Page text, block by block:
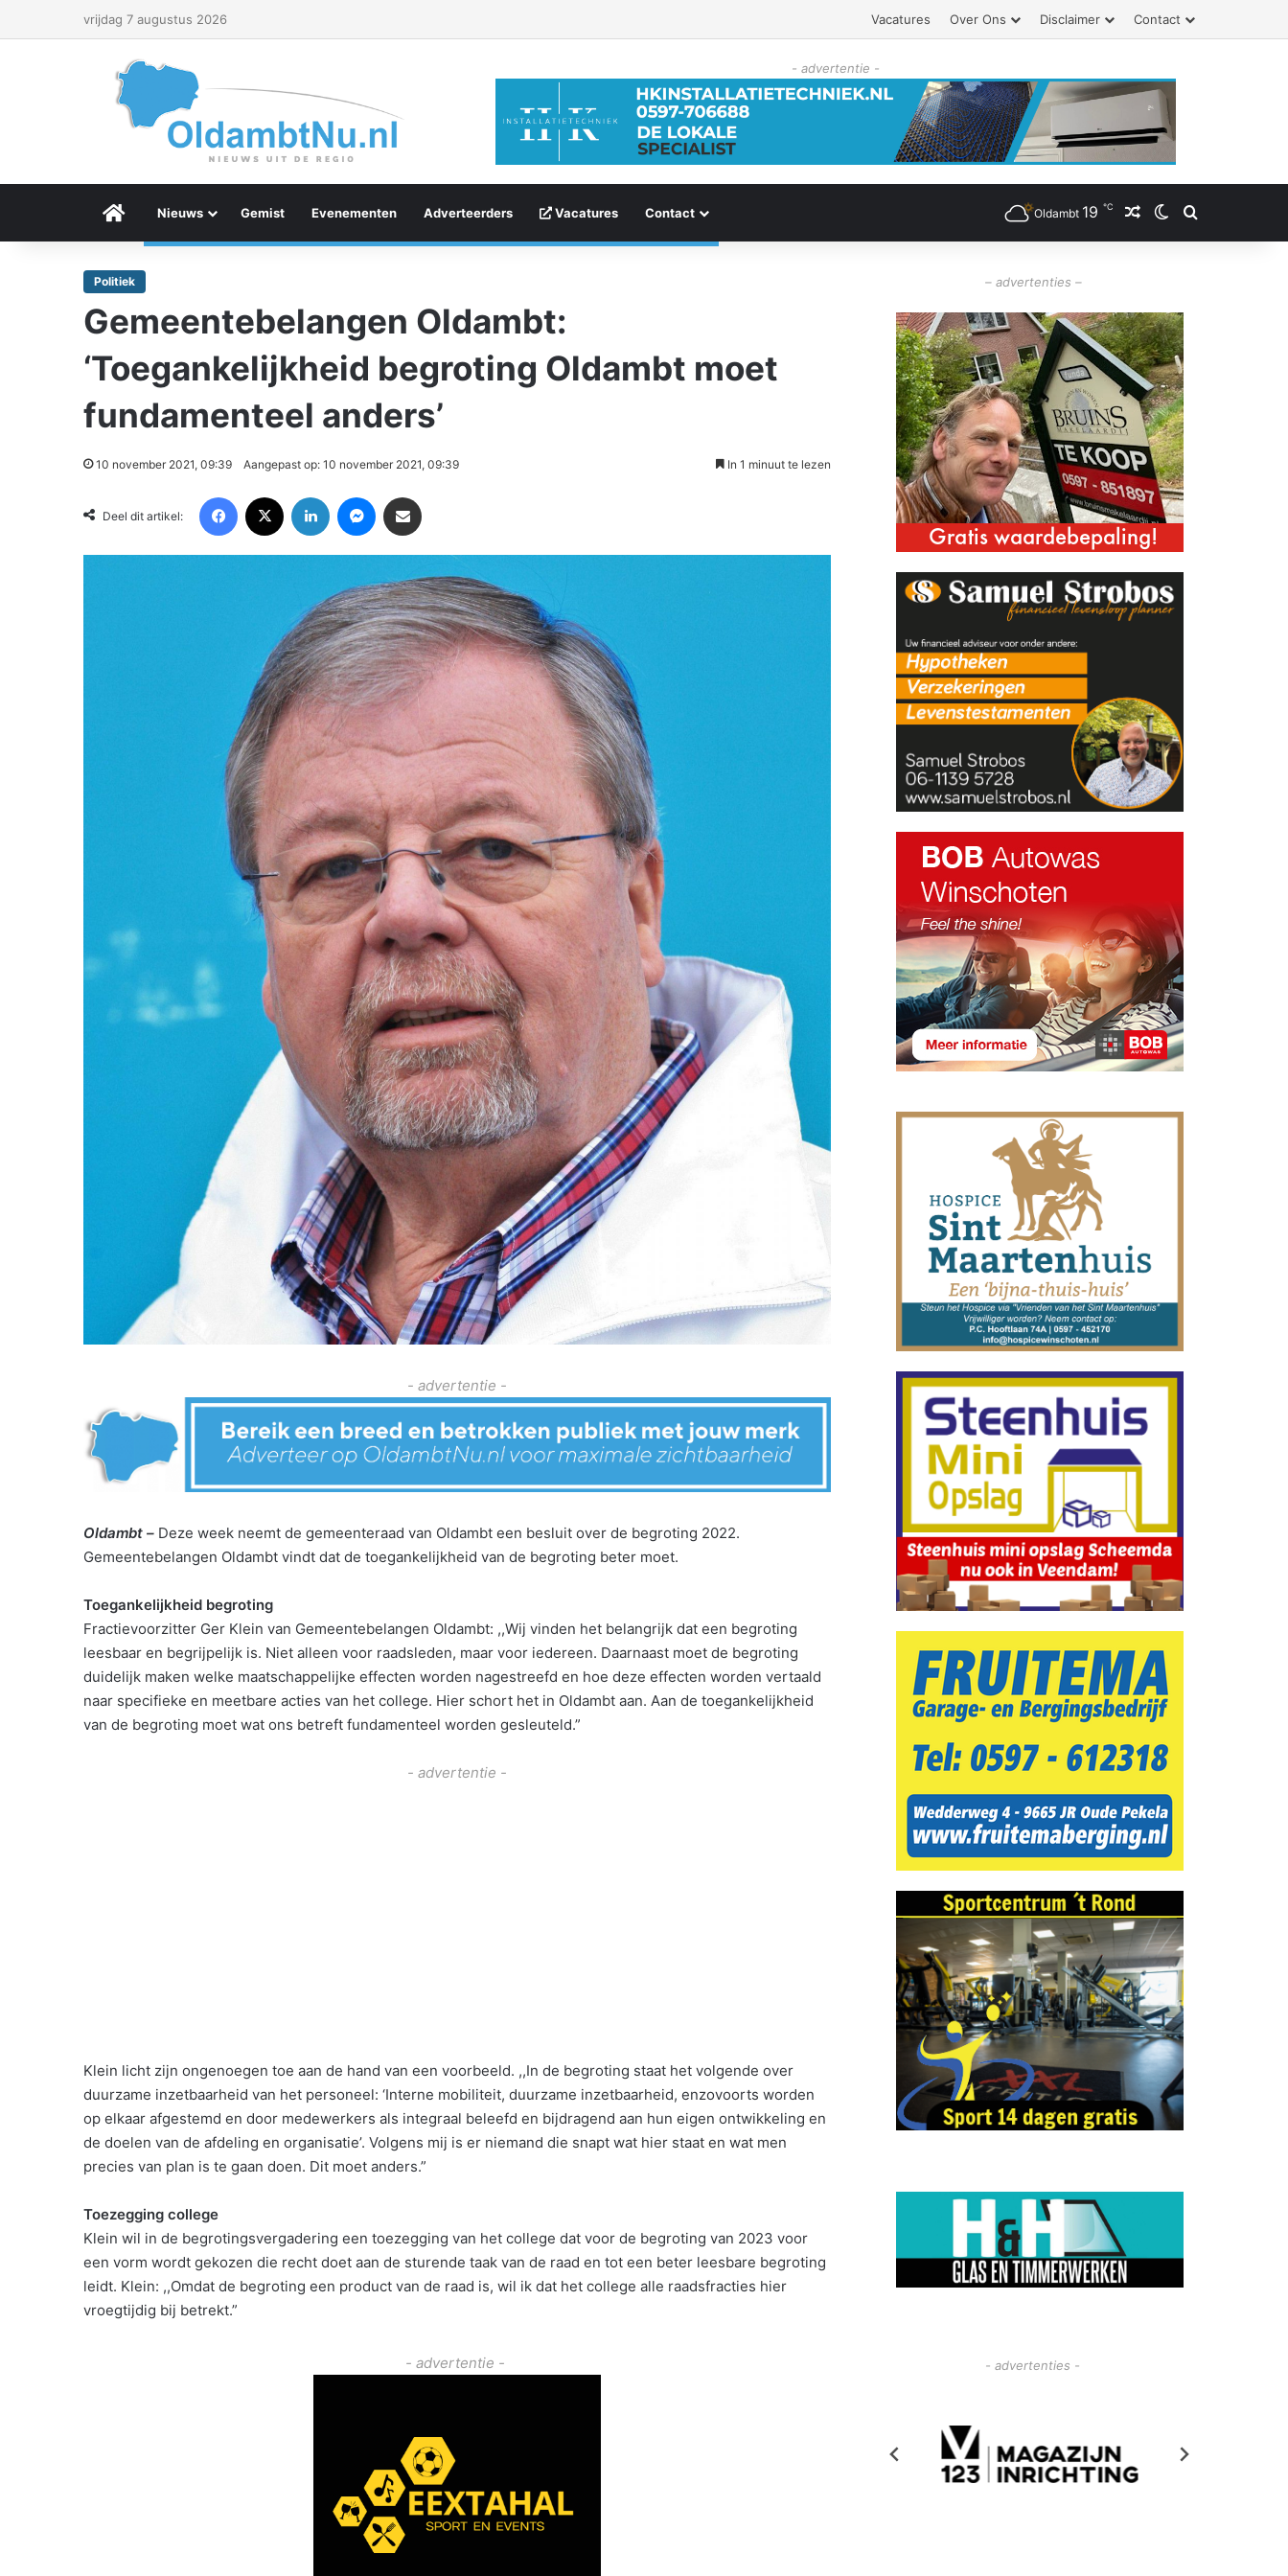
vrijdag 7 augustus 2026 Vacatures Over Ons Disclaimer Contact
- advertentie -
Menu Item
Nieuws Gemist Evenementen Adverteerders Vacatures Contact Oldambt 19 ℃ Willekeurig artikel
Switch skin
Politiek
Gemeentebelangen Oldambt:
‘Toegankelijkheid begroting Oldambt moet
fundamenteel anders’
10 november 2021, 09:39 Aangepast op: 10 november 2021, 09:39 In 1 minuut te lezen
Deel dit artikel:
- advertentie -
Oldambt – Deze week neemt de gemeenteraad van Oldambt een besluit over de begroting 2022.
Gemeentebelangen Oldambt vindt dat de toegankelijkheid van de begroting beter moet.
Toegankelijkheid begroting
Fractievoorzitter Ger Klein van Gemeentebelangen Oldambt: ,,Wij vinden het belangrijk dat een begroting
leesbaar en begrijpelijk is. Niet alleen voor raadsleden, maar voor iedereen. Daarnaast moet de begroting
duidelijk maken welke maatschappelijke effecten worden nagestreefd en hoe deze effecten worden vertaald
naar specifieke en meetbare acties van het college. Hier schort het in Oldambt aan. Aan de toegankelijkheid
van de begroting moet wat ons betreft fundamenteel worden gesleuteld.”
- advertentie -
Klein licht zijn ongenoegen toe aan de hand van een voorbeeld. ,,In de begroting staat het volgende over
duurzame inzetbaarheid van het personeel: ‘Interne mobiliteit, duurzame inzetbaarheid, enzovoorts worden
op elkaar afgestemd en door medewerkers als integraal beleefd en bijdragend aan hun eigen ontwikkeling en
de doelen van de afdeling en organisatie’. Volgens mij is er niemand die snapt wat hier staat en wat men
precies van plan is te gaan doen. Dit moet anders.”
Toezegging college
Klein wil in de begrotingsvergadering een toezegging van het college dat voor de begroting van 2023 voor
een vorm wordt gekozen die recht doet aan de sturende taak van de raad en tot een beter leesbare begroting
leidt. Klein: ,,Omdat de begroting een product van de raad is, wil ik dat het college alle raadsfracties hier
vroegtijdig bij betrekt.”
- advertentie -
– advertenties –
- advertenties -